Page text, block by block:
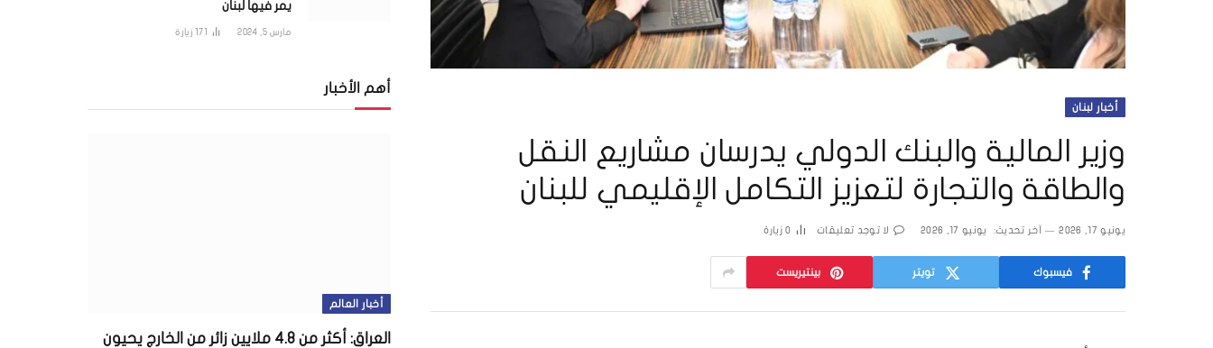
أخبار لبنان
وزير المالية والبنك الدولي يدرسان مشاريع النقل
والطاقة والتجارة لتعزيز التكامل الإقليمي للبنان
يونيو 17, 2026 آخر تحديث: يونيو 17, 2026 لا توجد تعليقات 0 زيارة
فيسبوك تويتر بينتيريست
يمر فيها لبنان
مارس 5, 2024 171 زيارة
أهم الأخبار
أخبار العالم
العراق: أكثر من 4.8 ملايين زائر من الخارج يحيون